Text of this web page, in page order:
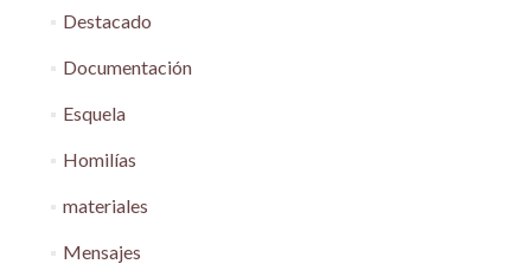
Destacado
Documentación
Esquela
Homilías
materiales
Mensajes